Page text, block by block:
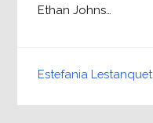
Ethan Johns…
Estefania Lestanquet